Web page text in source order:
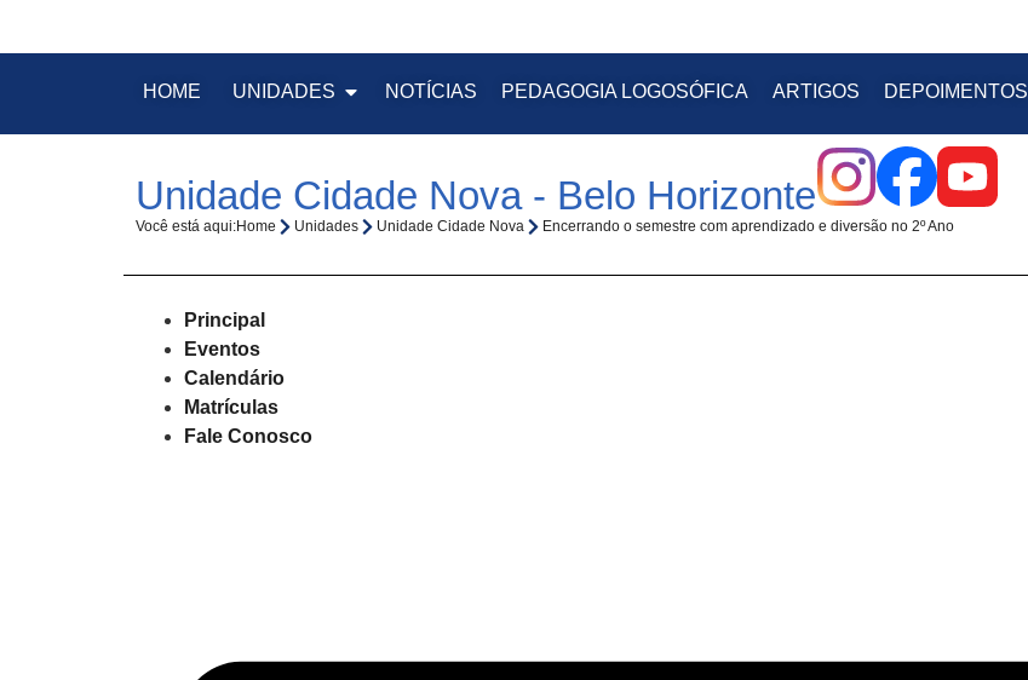
HOME UNIDADES NOTÍCIAS PEDAGOGIA LOGOSÓFICA ARTIGOS DEPOIMENTOS
Unidade Cidade Nova - Belo Horizonte
Você está aqui:Home Unidades Unidade Cidade Nova Encerrando o semestre com aprendizado e diversão no 2º Ano
Principal
Eventos
Calendário
Matrículas
Fale Conosco